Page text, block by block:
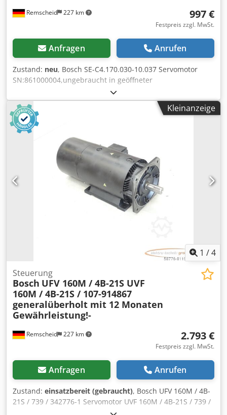
Remscheid 227 km 997 €
Festpreis zzgl. MwSt.
Anfragen Anrufen
Zustand: neu, Bosch SE-C4.170.030-10.037 Servomotor
SN:861000004,ungebraucht in geöffneter
Originalverpackung, 100% funktionsfähig, Lieferumfang
gem. Fotos Djdpfx Agji D Hfdj Rekr
Kleinanzeige
1 /4
Remscheid 227 km
Steuerung
Bosch UFV 160M / 4B-21S UVF
160M / 4B-21S / 107-914867
generalüberholt mit 12 Monaten
Gewährleistung!-
2.793 €
Festpreis zzgl. MwSt.
Anfragen Anrufen
Zustand: einsatzbereit (gebraucht), Bosch UFV 160M / 4B-
21S / 739 / 342776-1 Servomotor UVF 160M / 4B-21S / 739 /
342776-1 / 107-914867 , fachgerecht komplett überholt